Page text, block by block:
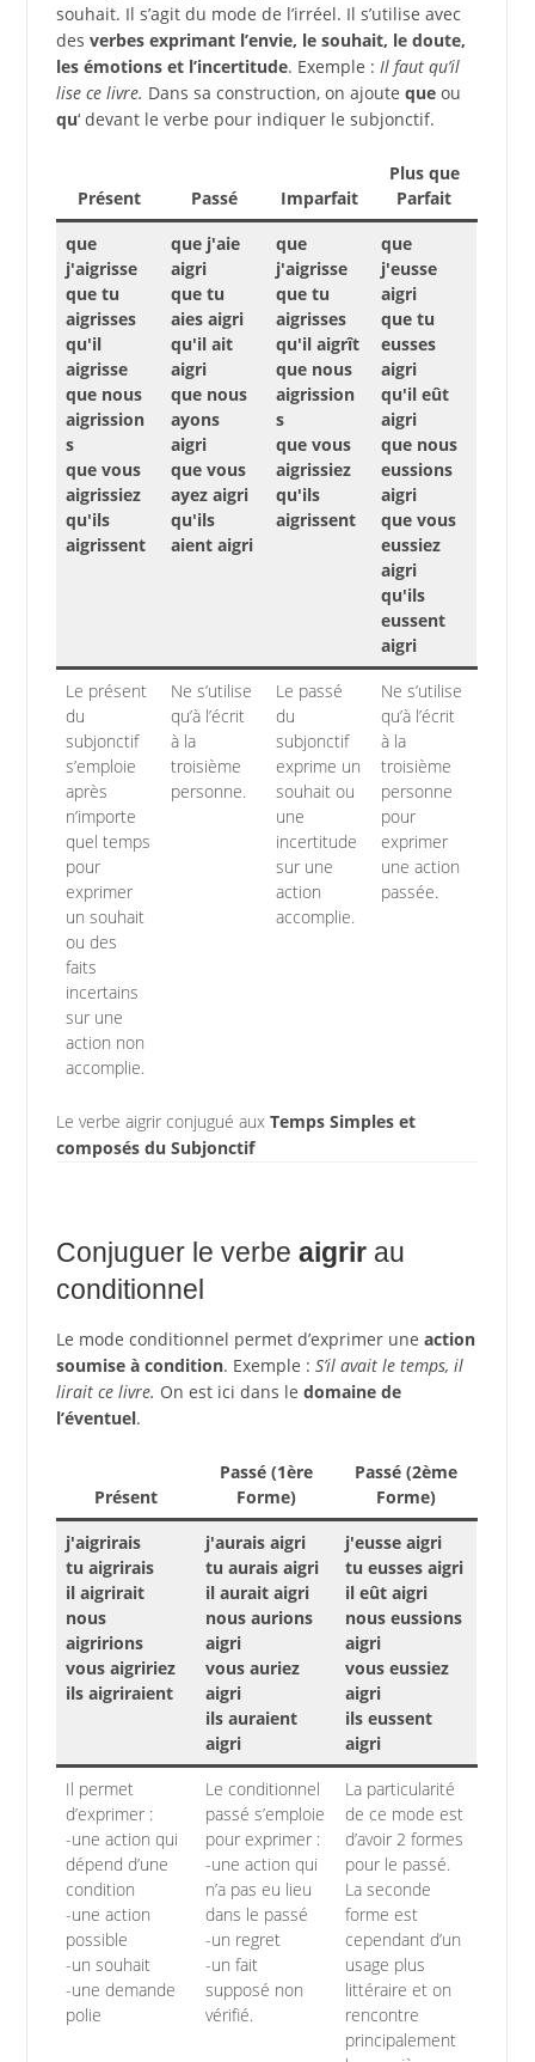
souhait. Il s’agit du mode de l’irréel. Il s’utilise avec
des verbes exprimant l’envie, le souhait, le doute,
les émotions et l’incertitude. Exemple : Il faut qu’il
lise ce livre. Dans sa construction, on ajoute queou
qu‘ devant le verbe pour indiquer le subjonctif.
Présent Passé Imparfait
Plus que
Parfait
que
j'aigrisse
que tu
aigrisses
qu'il
aigrisse
que nous
aigrission
s
que vous
aigrissiez
qu'ils
aigrissent
que j'aie
aigri
que tu
aies aigri
qu'il ait
aigri
que nous
ayons
aigri
que vous
ayez aigri
qu'ils
aient aigri
que
j'aigrisse
que tu
aigrisses
qu'il aigrît
que nous
aigrission
s
que vous
aigrissiez
qu'ils
aigrissent
que
j'eusse
aigri
que tu
eusses
aigri
qu'il eût
aigri
que nous
eussions
aigri
que vous
eussiez
aigri
qu'ils
eussent
aigri
Le présent
du
subjonctif
s’emploie
après
n’importe
quel temps
pour
exprimer
un souhait
ou des
faits
incertains
sur une
action non
accomplie.
Ne s’utilise
qu’à l’écrit
à la
troisième
personne.
Le passé
du
subjonctif
exprime un
souhait ou
une
incertitude
sur une
action
accomplie.
Ne s’utilise
qu’à l’écrit
à la
troisième
personne
pour
exprimer
une action
passée.
Le verbe aigrir conjugué aux Temps Simples et
composés du Subjonctif
Conjuguer le verbe aigrirau
conditionnel
Le mode conditionnel permet d’exprimer une action
soumise à condition. Exemple : S’il avait le temps, il
lirait ce livre. On est ici dans le domaine de
l’éventuel.
Présent
Passé (1ère
Forme)
Passé (2ème
Forme)
j'aigrirais
tu aigrirais
il aigrirait
nous
aigririons
vous aigririez
ils aigriraient
j'aurais aigri
tu aurais aigri
il aurait aigri
nous aurions
aigri
vous auriez
aigri
ils auraient
aigri
j'eusse aigri
tu eusses aigri
il eût aigri
nous eussions
aigri
vous eussiez
aigri
ils eussent
aigri
Il permet
d’exprimer :
-une action qui
dépend d’une
condition
-une action
possible
-un souhait
-une demande
polie
Le conditionnel
passé s’emploie
pour exprimer :
-une action qui
n’a pas eu lieu
dans le passé
-un regret
-un fait
supposé non
vérifié.
La particularité
de ce mode est
d’avoir 2 formes
pour le passé.
La seconde
forme est
cependant d’un
usage plus
littéraire et on
rencontre
principalement